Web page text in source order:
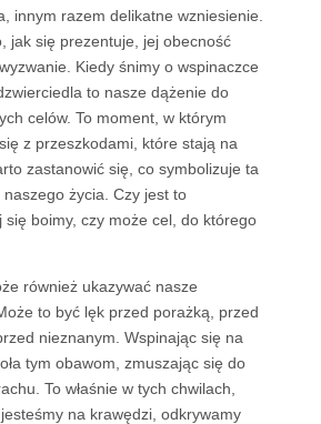
innym razem delikatne wzniesienie.
jak się prezentuje, jej obecność
Kiedy śnimy o wspinaczce
to nasze dążenie do
celów. To moment, w którym
z przeszkodami, które stają na
zastanowić się, co symbolizuje ta
życia. Czy jest to
się boimy, czy może cel, do którego
również ukazywać nasze
to być lęk przed porażką, przed
nieznanym. Wspinając się na
tym obawom, zmuszając się do
To właśnie w tych chwilach,
na krawędzi, odkrywamy